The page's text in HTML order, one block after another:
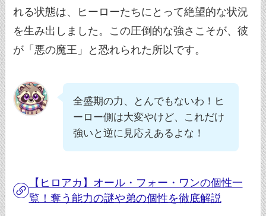
れる状態は、ヒーローたちにとって絶望的な状況
を生み出しました。この圧倒的な強さこそが、彼
が「悪の魔王」と恐れられた所以です。
全盛期の力、とんでもないわ！ヒ
ーロー側は大変やけど、これだけ
強いと逆に見応えあるよな！
【ヒロアカ】オール・フォー・ワンの個性一
覧！奪う能力の謎や弟の個性を徹底解説